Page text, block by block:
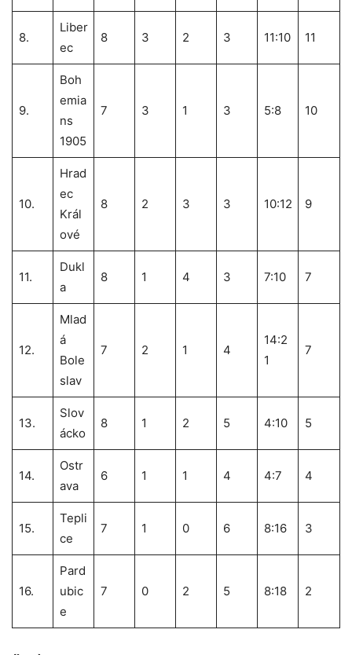
8.
Liber
ec
8 3 2 3 11:10 11
9.
Boh
emia
ns
1905
7 3 1 3 5:8 10
10.
Hrad
ec
Král
ové
8 2 3 3 10:12 9
11.
Dukl
a
8 1 4 3 7:10 7
12.
Mlad
á
Bole
slav
7 2 1 4
14:2
1
7
13.
Slov
ácko
8 1 2 5 4:10 5
14.
Ostr
ava
6 1 1 4 4:7 4
15.
Tepli
ce
7 1 0 6 8:16 3
16.
Pard
ubic
e
7 0 2 5 8:18 2